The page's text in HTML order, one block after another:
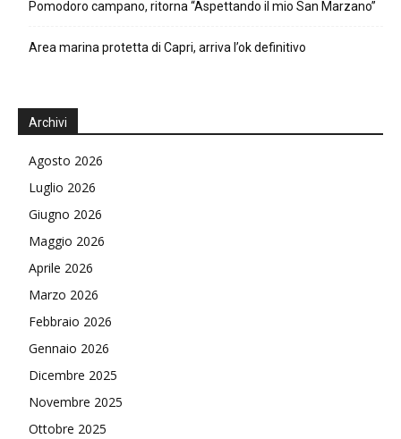
Pomodoro campano, ritorna “Aspettando il mio San Marzano”
Area marina protetta di Capri, arriva l’ok definitivo
Archivi
Agosto 2026
Luglio 2026
Giugno 2026
Maggio 2026
Aprile 2026
Marzo 2026
Febbraio 2026
Gennaio 2026
Dicembre 2025
Novembre 2025
Ottobre 2025